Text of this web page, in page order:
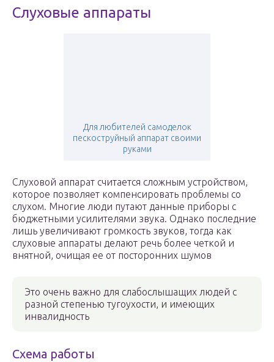
Слуховые аппараты
Для любителей самоделок
пескоструйный аппарат своими
руками
Слуховой аппарат считается сложным устройством,
которое позволяет компенсировать проблемы со
слухом. Многие люди путают данные приборы с
бюджетными усилителями звука. Однако последние
лишь увеличивают громкость звуков, тогда как
слуховые аппараты делают речь более четкой и
внятной, очищая ее от посторонних шумов
Это очень важно для слабослышащих людей с
разной степенью тугоухости, и имеющих
инвалидность
Схема работы